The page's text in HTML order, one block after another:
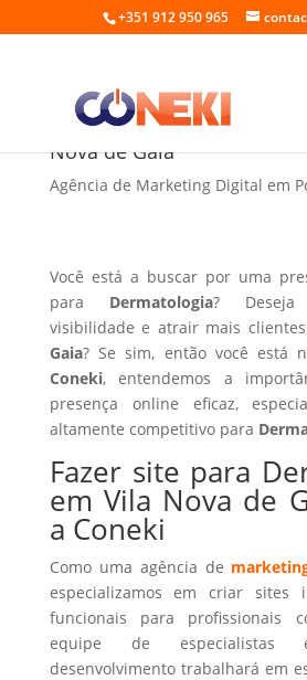
+351 912 950 965
Fazer site para
Nova de Gaia
Agência de Marketing Digital em
Você está a buscar por uma
para Dermatologia? Deseja
visibilidade e atrair mais clientes
Gaia? Se sim, então você está
Coneki, entendemos a
presença online eficaz,
altamente competitivo para
Fazer site para
em Vila Nova de
a Coneki
Como uma agência de
especializamos em criar sites
funcionais para profissionais
equipe de
desenvolvimento trabalhará em